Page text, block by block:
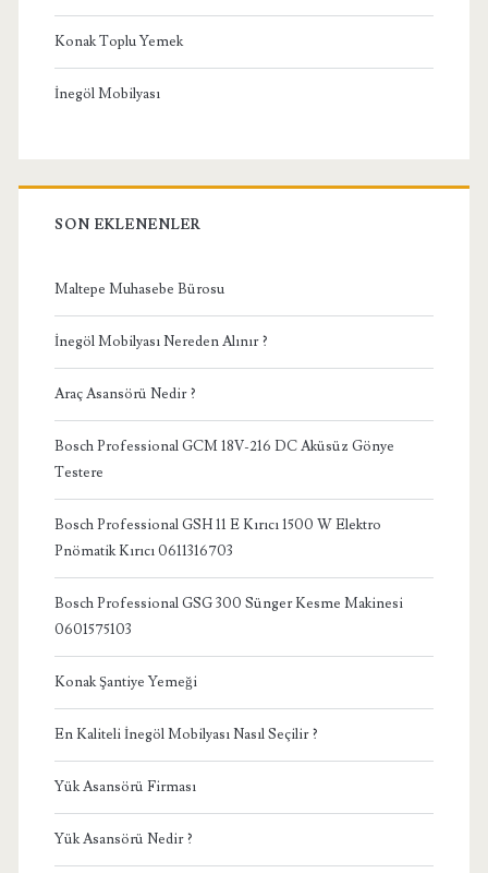
Konak Toplu Yemek
İnegöl Mobilyası
SON EKLENENLER
Maltepe Muhasebe Bürosu
İnegöl Mobilyası Nereden Alınır ?
Araç Asansörü Nedir ?
Bosch Professional GCM 18V-216 DC Aküsüz Gönye
Testere
Bosch Professional GSH 11 E Kırıcı 1500 W Elektro
Pnömatik Kırıcı 0611316703
Bosch Professional GSG 300 Sünger Kesme Makinesi
0601575103
Konak Şantiye Yemeği
En Kaliteli İnegöl Mobilyası Nasıl Seçilir ?
Yük Asansörü Firması
Yük Asansörü Nedir ?